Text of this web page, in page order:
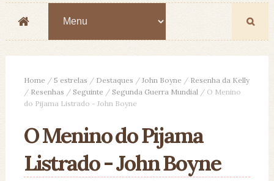
Home / 5 estrelas / Destaques / John Boyne / Resenha da Kelly
/ Resenhas / Seguinte / Segunda Guerra Mundial / O Menino
do Pijama Listrado - John Boyne
O Menino do Pijama
Listrado - John Boyne